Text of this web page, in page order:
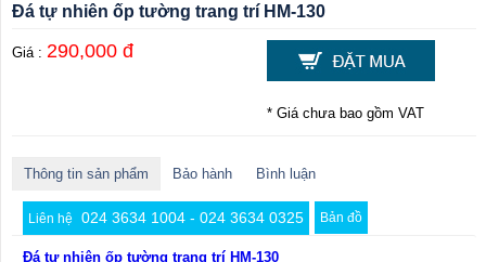
Đá tự nhiên ốp tường trang trí HM-130
Giá : 290,000 đ
* Giá chưa bao gồm VAT
Thông tin sản phẩm Bảo hành Bình luận
Liên hệ 024 3634 1004 - 024 3634 0325 Bản đồ
Đá tự nhiên ốp tường trang trí HM-130